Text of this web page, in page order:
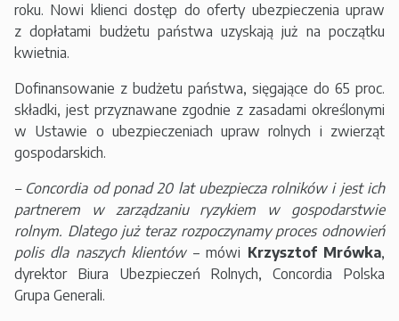
roku. Nowi klienci dostęp do oferty ubezpieczenia upraw
z dopłatami budżetu państwa uzyskają już na początku
kwietnia.
Dofinansowanie z budżetu państwa, sięgające do 65 proc.
składki, jest przyznawane zgodnie z zasadami określonymi
w Ustawie o ubezpieczeniach upraw rolnych i zwierząt
gospodarskich.
– Concordia od ponad 20 lat ubezpiecza rolników i jest ich
partnerem w zarządzaniu ryzykiem w gospodarstwie
rolnym. Dlatego już teraz rozpoczynamy proces odnowień
polis dla naszych klientów – mówi Krzysztof Mrówka,
dyrektor Biura Ubezpieczeń Rolnych, Concordia Polska
Grupa Generali.